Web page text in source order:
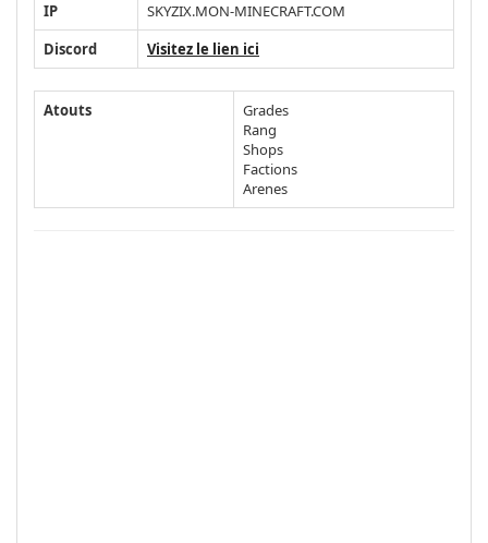
IP
SKYZIX.MON-MINECRAFT.COM
Discord
Visitez le lien ici
Atouts
Grades
Rang
Shops
Factions
Arenes